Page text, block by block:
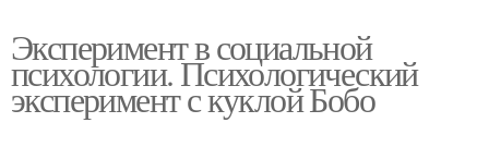
Эксперимент в социальной
психологии. Психологический
эксперимент с куклой Бобо